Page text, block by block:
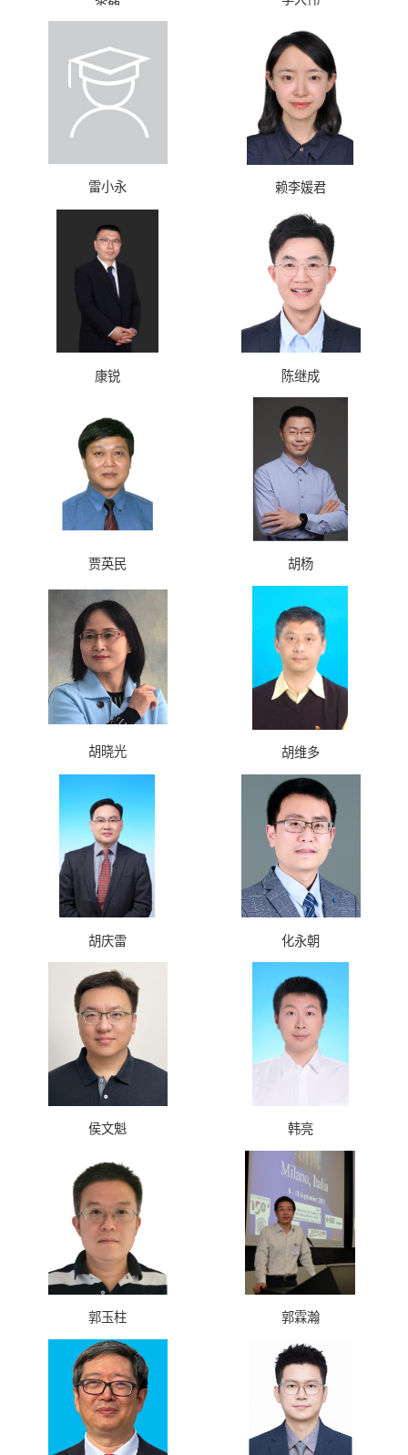
雷小永 赖李媛君
康锐 陈继成
贾英民 胡杨
胡晓光 胡维多
胡庆雷 化永朝
侯文魁 韩亮
郭玉柱 郭霖瀚